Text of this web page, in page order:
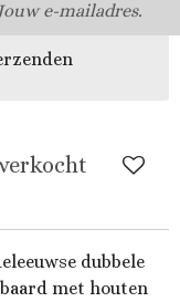
dubbele
met houten